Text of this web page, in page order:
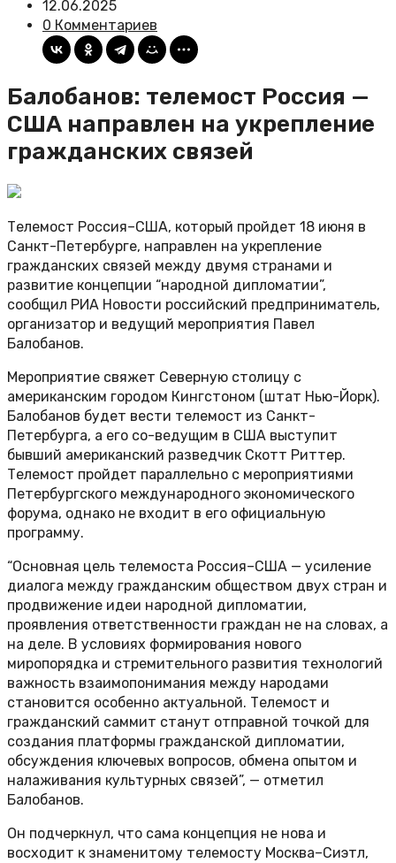
12.06.2025
0 Комментариев
Балобанов: телемост Россия —
США направлен на укрепление
гражданских связей
Телемост Россия–США, который пройдет 18 июня в
Санкт-Петербурге, направлен на укрепление
гражданских связей между двумя странами и
развитие концепции “народной дипломатии”,
сообщил РИА Новости российский предприниматель,
организатор и ведущий мероприятия Павел
Балобанов.
Мероприятие свяжет Северную столицу с
американским городом Кингстоном (штат Нью-Йорк).
Балобанов будет вести телемост из Санкт-
Петербурга, а его со-ведущим в США выступит
бывший американский разведчик Скотт Риттер.
Телемост пройдет параллельно с мероприятиями
Петербургского международного экономического
форума, однако не входит в его официальную
программу.
“Основная цель телемоста Россия–США — усиление
диалога между гражданским обществом двух стран и
продвижение идеи народной дипломатии,
проявления ответственности граждан не на словах, а
на деле. В условиях формирования нового
миропорядка и стремительного развития технологий
важность взаимопонимания между народами
становится особенно актуальной. Телемост и
гражданский саммит станут отправной точкой для
создания платформы гражданской дипломатии,
обсуждения ключевых вопросов, обмена опытом и
налаживания культурных связей”, — отметил
Балобанов.
Он подчеркнул, что сама концепция не нова и
восходит к знаменитому телемосту Москва–Сиэтл,